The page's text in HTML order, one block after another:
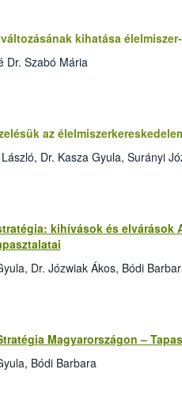
kihatása
Dr. Szabó Mária
az
Dr. Kasza Gyula, Surányi
kihívások és elvárások
Dr. Józwiak Ákos, Bódi
Magyarországon –
Bódi Barbara